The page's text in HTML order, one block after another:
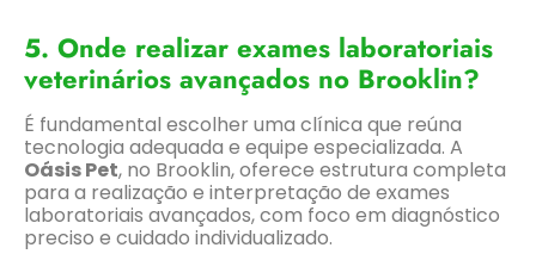
5. Onde realizar exames laboratoriais
veterinários avançados no Brooklin?
É fundamental escolher uma clínica que reúna
tecnologia adequada e equipe especializada. A
Oásis Pet, no Brooklin, oferece estrutura completa
para a realização e interpretação de exames
laboratoriais avançados, com foco em diagnóstico
preciso e cuidado individualizado.